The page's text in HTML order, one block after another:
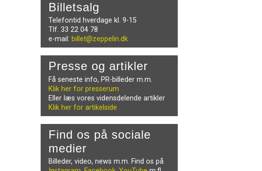
Billetsalg
Telefontid hverdage kl. 9-15
Tlf. 33 22 04 78
e-mail: billet@zeppelin.dk
Presse og artikler
Få seneste info, PR-billeder m.m.
Klik her for presserum
Eller læs vores vidensdelende artikler
Klik her for artikelside
Find os på sociale
medier
Billeder, video, news m.m. Find os på